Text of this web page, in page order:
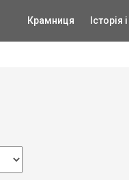
Крамниця Історія